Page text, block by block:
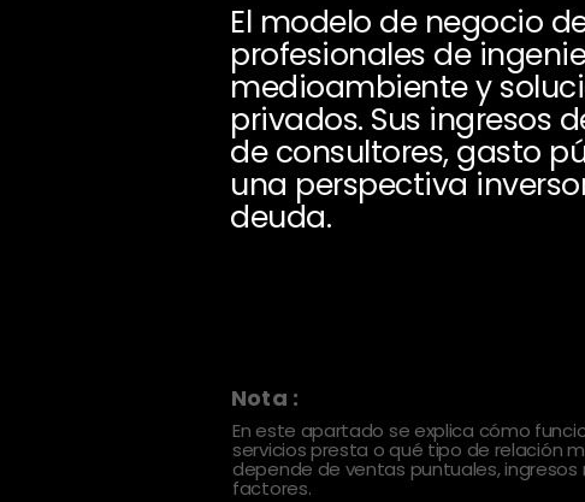
El modelo de negocio
profesionales de
medioambiente y
privados. Sus ingresos
de consultores, gasto
una perspectiva
deuda.
Nota :
En este apartado se explica cómo
servicios presta o qué tipo de relación
depende de ventas puntuales,
factores.